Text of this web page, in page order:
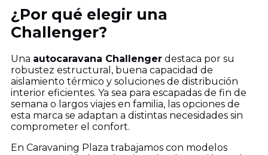
¿Por qué elegir una
Challenger?
Una autocaravana Challenger destaca por su
robustez estructural, buena capacidad de
aislamiento térmico y soluciones de distribución
interior eficientes. Ya sea para escapadas de fin de
semana o largos viajes en familia, las opciones de
esta marca se adaptan a distintas necesidades sin
comprometer el confort.
En Caravaning Plaza trabajamos con modelos